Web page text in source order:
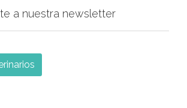
a nuestra newsletter